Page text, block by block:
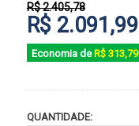
R$ 2.405,78
R$ 2.091,99
Economia de R$ 313,79
QUANTIDADE: